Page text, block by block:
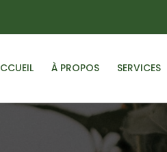
À PROPOS SERVICES